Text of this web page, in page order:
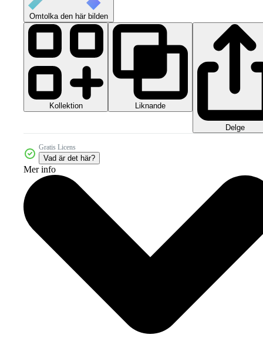
Omtolka den här bilden
Kollektion Liknande
Delge
Gratis Licens
Vad är det här?
Mer info